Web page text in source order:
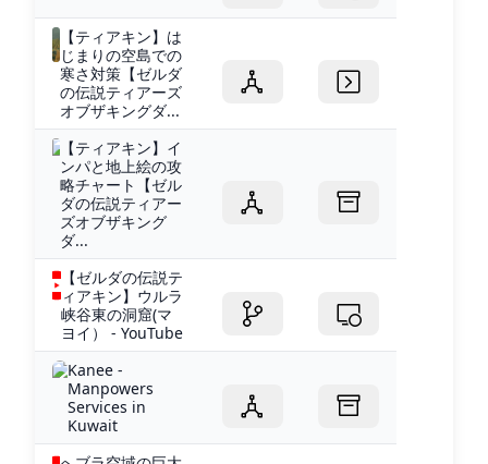
【ティアキン】は
じまりの空島での
寒さ対策【ゼルダ
の伝説ティアーズ
オブザキングダ...
【ティアキン】イ
ンパと地上絵の攻
略チャート【ゼル
ダの伝説ティアー
ズオブザキング
ダ...
【ゼルダの伝説テ
ィアキン】ウルラ
峡谷東の洞窟(マ
ヨイ） - YouTube
Kanee -
Manpowers
Services in
Kuwait